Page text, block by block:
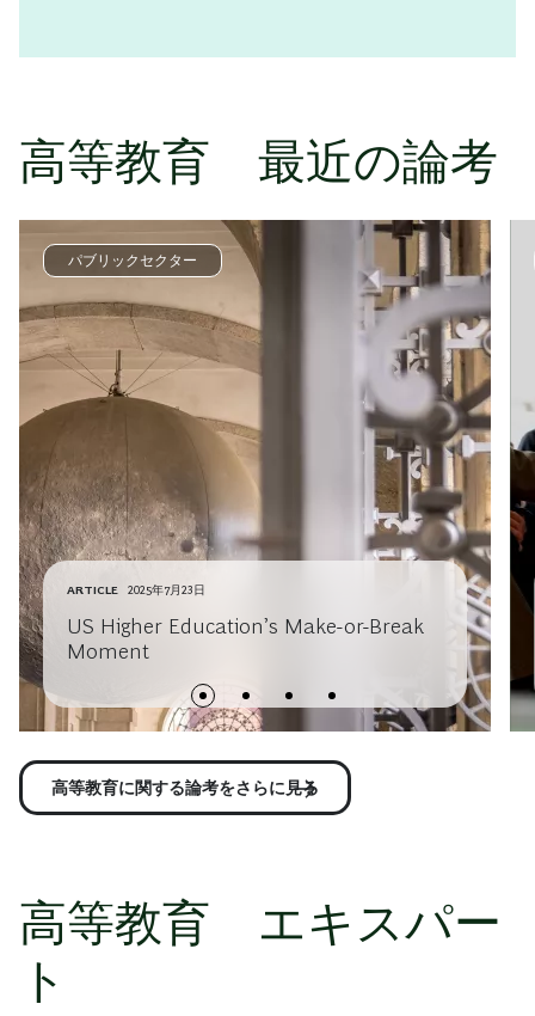
高等教育 最近の論考
パブリックセクター
ARTICLE 2025年7月23日
US Higher Education’s Make-or-Break
Moment
高等教育に関する論考をさらに見る
高等教育 エキスパー
ト